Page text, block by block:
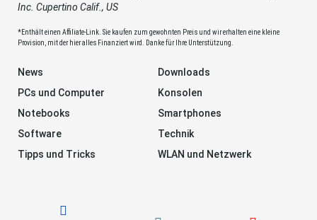
Inc. Cupertino Calif., US
*Enthält einen Affiliate-Link. Sie kaufen zum gewohnten Preis und wir erhalten eine kleine
Provision, mit der hier alles Finanziert wird. Danke für Ihre Unterstützung.
News
Downloads
PCs und Computer
Konsolen
Notebooks
Smartphones
Software
Technik
Tipps und Tricks
WLAN und Netzwerk